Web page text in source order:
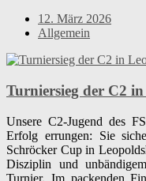
12. März 2026
Allgemein
Turniersieg der C2
Unsere C2-Jugend des
Erfolg errungen: Sie
Schröcker Cup in
Disziplin und
Turnier. Im packenden